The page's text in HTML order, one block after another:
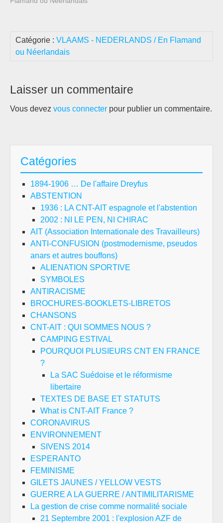
Catégorie : VLAAMS - NEDERLANDS / En Flamand
ou Néerlandais
Laisser un commentaire
Vous devez vous connecter pour publier un commentaire.
Catégories
1894-1906 … De l'affaire Dreyfus
ABSTENTION
1936 : LA CNT-AIT espagnole et l'abstention
2002 : NI LE PEN, NI CHIRAC
AIT (Association Internationale des Travailleurs)
ANTI-CONFUSION (postmodernisme, pseudos
anars et autres bouffons)
ALIENATION SPORTIVE
SYMBOLES
ANTIRACISME
BROCHURES-BOOKLETS-LIBRETOS
CHANSONS
CNT-AIT : QUI SOMMES NOUS ?
CAMPING ESTIVAL
POURQUOI PLUSIEURS CNT EN FRANCE
?
La SAC Suédoise et le réformisme
libertaire
TEXTES DE BASE ET STATUTS
What is CNT-AIT France ?
CORONAVIRUS
ENVIRONNEMENT
SIVENS 2014
ESPERANTO
FEMINISME
GILETS JAUNES / YELLOW VESTS
GUERRE A LA GUERRE / ANTIMILITARISME
La gestion de crise comme normalité sociale
21 Septembre 2001 : l'explosion AZF de